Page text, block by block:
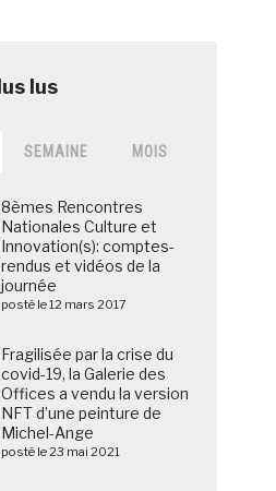
SEMAINE MOIS
8èmes Rencontres
Nationales Culture et
Innovation(s): comptes-
rendus et vidéos de la
journée
posté le 12 mars 2017
Fragilisée par la crise du
covid-19, la Galerie des
Offices a vendu la version
NFT d’une peinture de
Michel-Ange
posté le 23 mai 2021